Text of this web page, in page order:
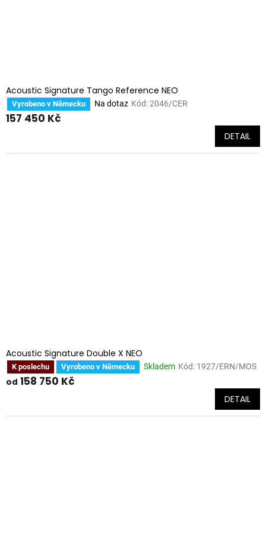
Acoustic Signature Tango Reference NEO
Vyrobeno v Německu Na dotaz Kód:2046/CER
157 450 Kč
DETAIL
Acoustic Signature Double X NEO
K poslechu Vyrobeno v Německu Skladem Kód: 1927/ERN/MOS
od 158 750 Kč
DETAIL